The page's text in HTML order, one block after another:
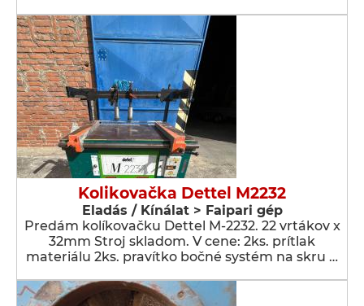
Kolikovačka Dettel M2232
Eladás / Kínálat > Faipari gép
Predám kolíkovačku Dettel M-2232. 22 vrtákov x
32mm Stroj skladom. V cene: 2ks. prítlak
materiálu 2ks. pravítko bočné systém na skru …